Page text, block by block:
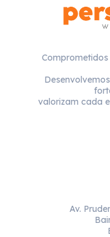
valorizam cada
Av.